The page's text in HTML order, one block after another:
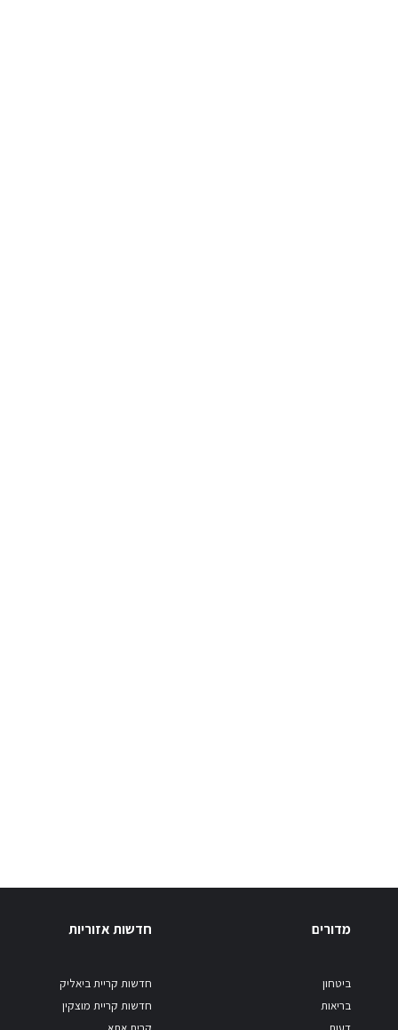
מדורים
ביטחון
בריאות
חדשות אזוריות
חדשות קריית ביאליק
חדשות קריית מוצקין